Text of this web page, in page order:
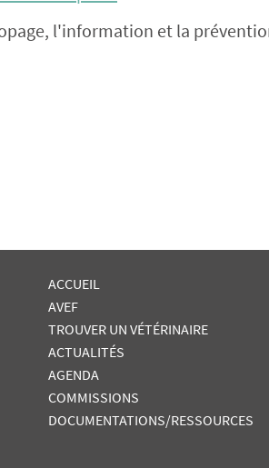
l'information et la
ACCUEIL
AVEF
TROUVER UN VÉTÉRINAIRE
ACTUALITÉS
AGENDA
COMMISSIONS
DOCUMENTATIONS/RESSOURCES